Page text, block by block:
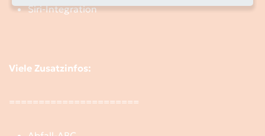
Siri-Integration
Viele Zusatzinfos:
======================